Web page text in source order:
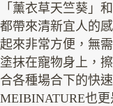
「薰衣草天竺葵」
都帶來清新宜人的
起來非常方便，無
塗抹在寵物身上，
合各種場合下的快
MEIBINATURE也